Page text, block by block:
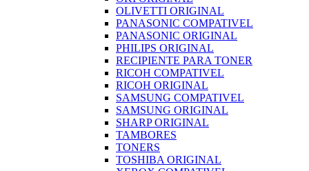
OLIVETTI ORIGINAL
PANASONIC COMPATIVEL
PANASONIC ORIGINAL
PHILIPS ORIGINAL
RECIPIENTE PARA TONER
RICOH COMPATIVEL
RICOH ORIGINAL
SAMSUNG COMPATIVEL
SAMSUNG ORIGINAL
SHARP ORIGINAL
TAMBORES
TONERS
TOSHIBA ORIGINAL